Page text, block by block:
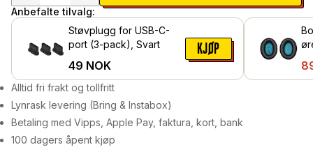
Anbefalte tilvalg:
Støvplugg for USB-C-
port (3-pack), Svart
49 NOK
KJØP
Alltid fri frakt og tollfritt
Lynrask levering (Bring & Instabox)
Betaling med Vipps, Apple Pay, faktura, kort, bank
100 dagers åpent kjøp